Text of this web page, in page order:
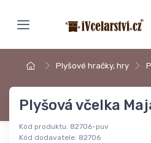
Plyšové hračky, hry
Plyšová včelka
Kód produktu: 82706-puv
Kód dodavatele: 82706